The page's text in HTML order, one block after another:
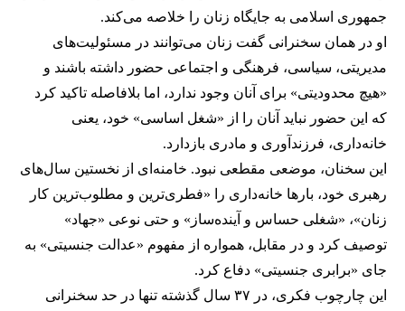
جمهوری اسلامی به جایگاه زنان را خلاصه می‌کند.
او در همان سخنرانی گفت زنان می‌توانند در مسئولیت‌های
مدیریتی، سیاسی، فرهنگی و اجتماعی حضور داشته باشند و
«هیچ محدودیتی» برای آنان وجود ندارد، اما بلافاصله تاکید کرد
که این حضور نباید آنان را از «شغل اساسی» خود، یعنی
خانه‌داری، فرزندآوری و مادری بازدارد.
این سخنان، موضعی مقطعی نبود. خامنه‌ای از نخستین سال‌های
رهبری خود، بارها خانه‌داری را «فطری‌ترین و مطلوب‌ترین کار
زنان»، «شغلی حساس و آینده‌ساز» و حتی نوعی «جهاد»
توصیف کرد و در مقابل، همواره از مفهوم «عدالت جنسیتی» به
جای «برابری جنسیتی» دفاع کرد.
این چارچوب فکری، در ۳۷ سال گذشته تنها در حد سخنرانی